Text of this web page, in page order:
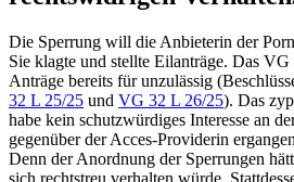
Die Sperrung will die Anbieterin der
Sie klagte und stellte Eilanträge. Das
Anträge bereits für unzulässig
32 L 25/25 und VG 32 L 26/25). Das
habe kein schutzwürdiges Interesse an
gegenüber der Acces-Providerin
Denn der Anordnung der Sperrungen
sich rechtstreu verhalten würde.